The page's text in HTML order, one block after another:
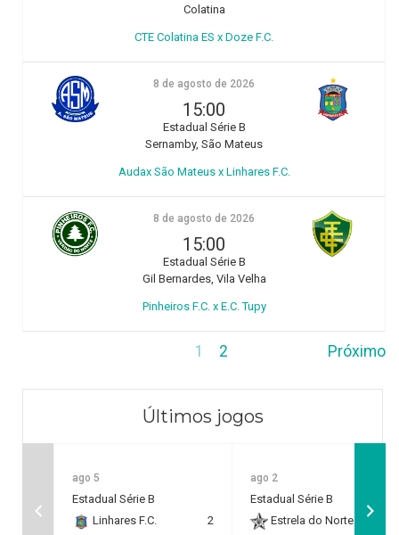
Colatina
CTE Colatina ES x Doze F.C.
8 de agosto de 2026
15:00
Estadual Série B
Sernamby, São Mateus
Audax São Mateus x Linhares F.C.
8 de agosto de 2026
15:00
Estadual Série B
Gil Bernardes, Vila Velha
Pinheiros F.C. x E.C. Tupy
1 2 Próximo
Últimos jogos
ago 5
Estadual Série B
Linhares F.C.
2
ago 2
Estadual Série B
Estrela do Norte F.C.